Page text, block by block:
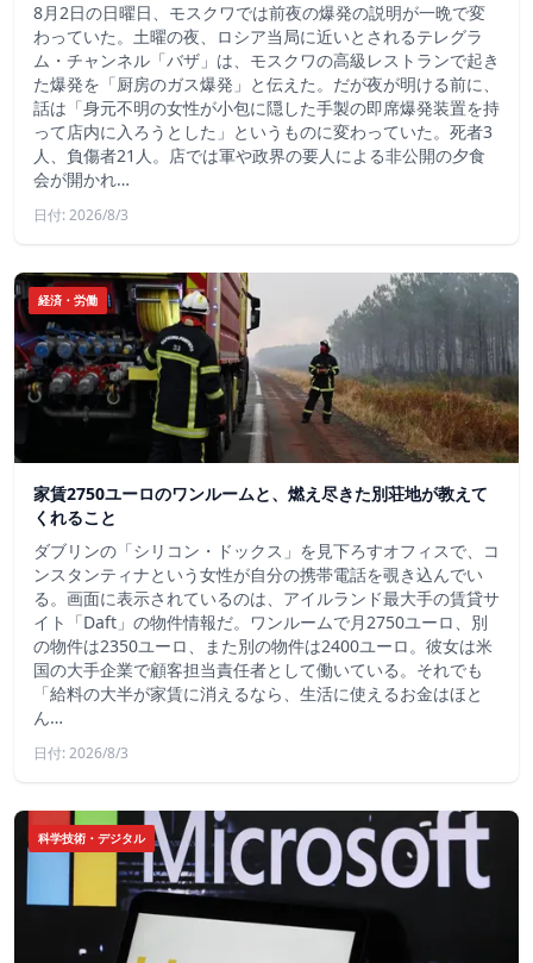
8月2日の日曜日、モスクワでは前夜の爆発の説明が一晩で変
わっていた。土曜の夜、ロシア当局に近いとされるテレグラ
ム・チャンネル「バザ」は、モスクワの高級レストランで起き
た爆発を「厨房のガス爆発」と伝えた。だが夜が明ける前に、
話は「身元不明の女性が小包に隠した手製の即席爆発装置を持
って店内に入ろうとした」というものに変わっていた。死者3
人、負傷者21人。店では軍や政界の要人による非公開の夕食
会が開かれ…
日付: 2026/8/3
経済・労働
家賃2750ユーロのワンルームと、燃え尽きた別荘地が教えて
くれること
ダブリンの「シリコン・ドックス」を見下ろすオフィスで、コ
ンスタンティナという女性が自分の携帯電話を覗き込んでい
る。画面に表示されているのは、アイルランド最大手の賃貸サ
イト「Daft」の物件情報だ。ワンルームで月2750ユーロ、別
の物件は2350ユーロ、また別の物件は2400ユーロ。彼女は米
国の大手企業で顧客担当責任者として働いている。それでも
「給料の大半が家賃に消えるなら、生活に使えるお金はほと
ん…
日付: 2026/8/3
科学技術・デジタル